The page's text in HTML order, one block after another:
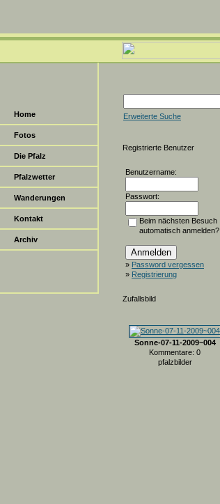
Home
Fotos
Die Pfalz
Pfalzwetter
Wanderungen
Kontakt
Archiv
Erweiterte Suche
Registrierte Benutzer
Benutzername:
Passwort:
Beim nächsten Besuch
automatisch anmelden?
» Password vergessen
» Registrierung
Zufallsbild
Sonne-07-11-2009~004
Kommentare: 0
pfalzbilder